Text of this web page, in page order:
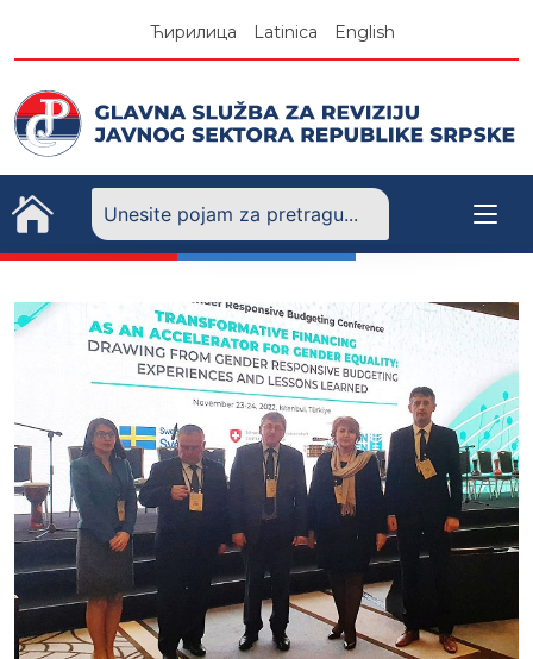
Ћирилица Latinica English